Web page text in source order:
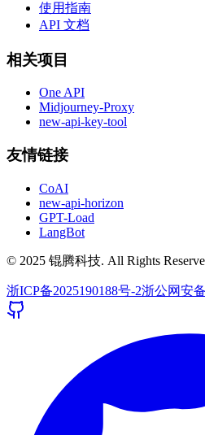
使用指南
API 文档
相关项目
One API
Midjourney-Proxy
new-api-key-tool
友情链接
CoAI
new-api-horizon
GPT-Load
LangBot
© 2025 锟腾科技. All Rights
浙ICP备2025190188号-2浙公网安